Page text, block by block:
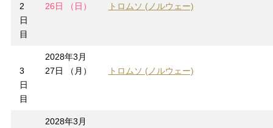
2
日
目
26日 （日）
トロムソ (ノルウェー)
3
日
目
2028年3月
27日 （月）
トロムソ (ノルウェー)
2028年3月